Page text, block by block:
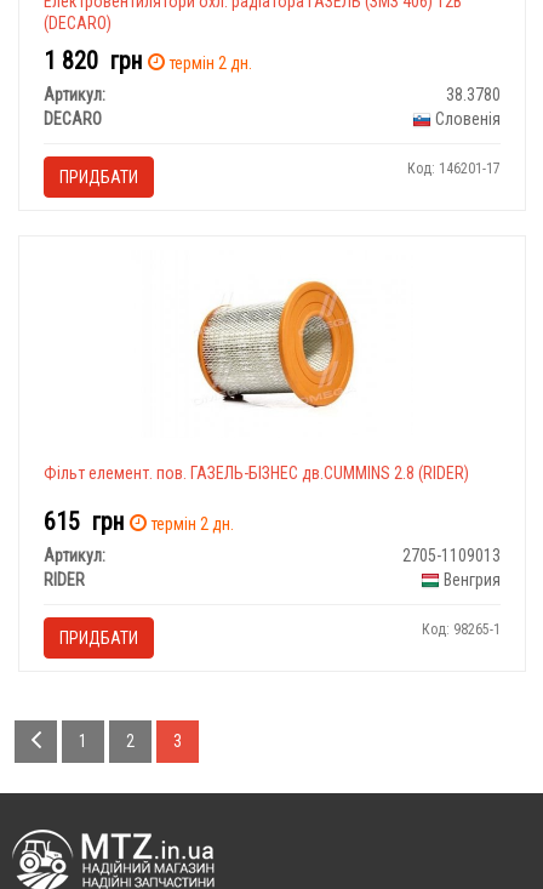
(DECARO)
1 820 грн
термін 2 дн.
Артикул:
38.3780
DECARO
Словенія
ПРИДБАТИ Код: 146201-17
Фільт елемент. пов. ГАЗЕЛЬ-БІЗНЕС дв.CUMMINS 2.8 (RIDER)
615 грн
термін 2 дн.
Артикул:
2705-1109013
RIDER
Венгрия
ПРИДБАТИ Код: 98265-1
1 2 3